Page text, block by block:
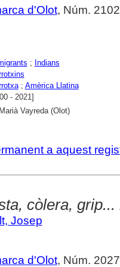
d'Olot, Núm.
; Indians
; Amèrica Llatina
- 2021]
Vayreda (Olot)
a aquest
còlera,
Josep
d'Olot, Núm.